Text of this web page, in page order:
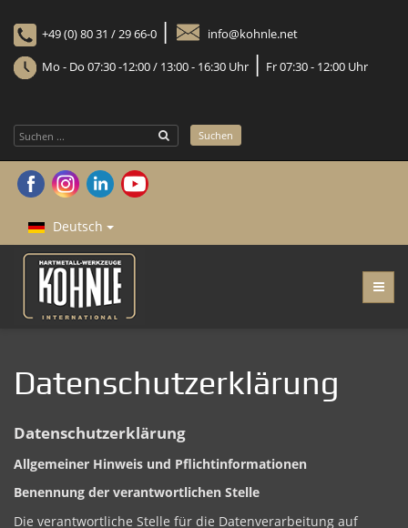
+49 (0) 80 31 / 29 66-0 | info@kohnle.net
Mo - Do 07:30 -12:00 / 13:00 - 16:30 Uhr | Fr 07:30 - 12:00 Uhr
Suchen
...
Suchen
Deutsch
Datenschutzerklärung
Datenschutzerklärung
Allgemeiner Hinweis und Pflichtinformationen
Benennung der verantwortlichen Stelle
Die verantwortliche Stelle für die Datenverarbeitung auf